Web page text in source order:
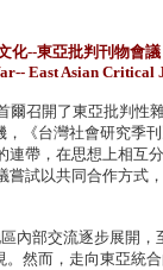
化--東亞批判刊物會議
East Asian Critical
召開了東亞批判性
《台灣社會研究季
帶，在思想上相互
試以共同合作方式
內部交流逐步展開
然而，走向東亞統